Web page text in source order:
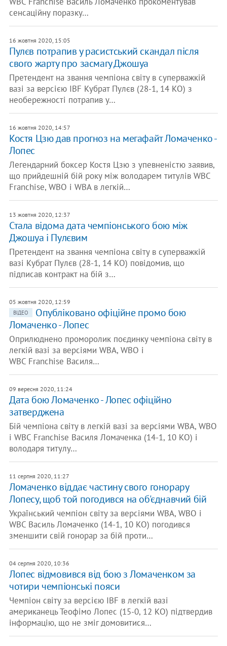
сенсаційну поразку…
16 жовтня 2020, 15:05
Пулєв потрапив у расистський скандал після
свого жарту про засмагу Джошуа
Претендент на звання чемпіона світу в суперважкій
вазі за версією IBF Кубрат Пулєв (28-1, 14 КО) з
необережності потрапив у…
16 жовтня 2020, 14:57
Костя Цзю дав прогноз на мегафайт Ломаченко -
Лопес
Легендарний боксер Костя Цзю з упевненістю заявив,
що прийдешній бій року між володарем титулів WBC
Franchise, WBO і WBA в легкій…
13 жовтня 2020, 12:37
Стала відома дата чемпіонського бою між
Джошуа і Пулєвим
Претендент на звання чемпіона світу в суперважкій
вазі Кубрат Пулєв (28-1, 14 КО) повідомив, що
підписав контракт на бій з…
05 жовтня 2020, 12:59
ВІДЕО
Опубліковано офіційне промо бою
Ломаченко - Лопес
Оприлюднено проморолик поєдинку чемпіона світу в
легкій вазі за версіями WBA, WBO і
WBC Franchise Василя…
09 вересня 2020, 11:24
Дата бою Ломаченко - Лопес офіційно
затверджена
Бій чемпіона світу в легкій вазі за версіями WBA, WBO
і WBC Franchise Василя Ломаченка (14-1, 10 КО) і
володаря титулу…
11 серпня 2020, 11:27
Ломаченко віддає частину свого гонорару
Лопесу, щоб той погодився на об'єднавчий бій
Український чемпіон світу за версіями WBA, WBO і
WBC Василь Ломаченко (14-1, 10 КО) погодився
зменшити свій гонорар за бій проти…
04 серпня 2020, 10:36
Лопес відмовився від бою з Ломаченком за
чотири чемпіонські пояси
Чемпіон світу за версією IBF в легкій вазі
американець Теофімо Лопес (15-0, 12 КО) підтвердив
інформацію, що не зміг домовитися…